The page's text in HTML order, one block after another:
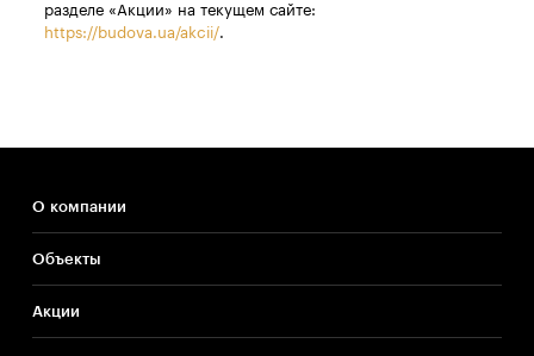
разделе «Акции» на текущем сайте:
https://budova.ua/akcii/.
О компании
Объекты
Акции